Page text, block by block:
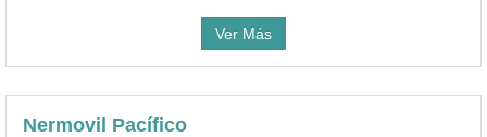
Ver Más
Nermovil Pacífico